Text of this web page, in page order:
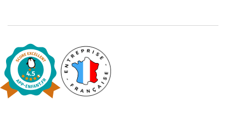
Coups de coeur